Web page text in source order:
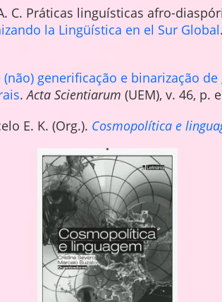
A. C. Práticas linguísticas afro-
la Lingüística en el Sur Global
(não) generificação e binarização
.Acta Scientiarum (UEM), v. 46, p.
E. K. (Org.). Cosmopolítica e